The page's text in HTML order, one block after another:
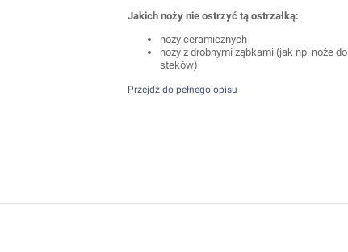
Jakich noży nie ostrzyć tą ostrzałką:
noży ceramicznych
noży z drobnymi ząbkami (jak np. noże do
steków)
Przejdź do pełnego opisu